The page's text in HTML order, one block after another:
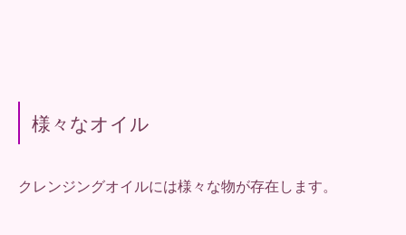
様々なオイル
クレンジングオイルには様々な物が存在します。